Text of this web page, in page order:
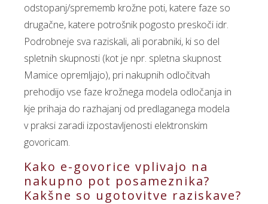
odstopanj/sprememb krožne poti, katere faze so
drugačne, katere potrošnik pogosto preskoči idr.
Podrobneje sva raziskali, ali porabniki, ki so del
spletnih skupnosti (kot je npr. spletna skupnost
Mamice opremljajo), pri nakupnih odločitvah
prehodijo vse faze krožnega modela odločanja in
kje prihaja do razhajanj od predlaganega modela
v praksi zaradi izpostavljenosti elektronskim
govoricam.
Kako e-govorice vplivajo na
nakupno pot posameznika?
Kakšne so ugotovitve raziskave?